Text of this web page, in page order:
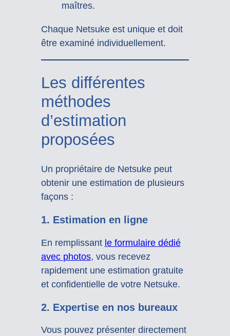
maîtres.
Chaque Netsuke est unique et doit
être examiné individuellement.
Les différentes
méthodes
d’estimation
proposées
Un propriétaire de Netsuke peut
obtenir une estimation de plusieurs
façons :
1. Estimation en ligne
En remplissant le formulaire dédié
avec photos, vous recevez
rapidement une estimation gratuite
et confidentielle de votre Netsuke.
2. Expertise en nos bureaux
Vous pouvez présenter directement